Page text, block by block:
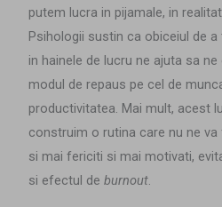
putem lucra in pijamale, in
Psihologii sustin ca obiceiul de
in hainele de lucru ne ajuta sa
modul de repaus pe cel de
productivitatea. Mai mult, acest
construim o rutina care nu ne
si mai fericiti si mai motivati,
si efectul deburnout.